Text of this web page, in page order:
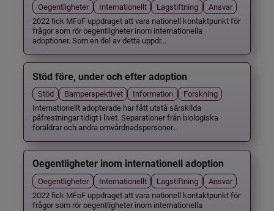
Oegentligheter Internationellt Lagstiftning
Ansvar
2022 fick MFoF uppdraget att vara nationell kontaktpunkt för
frågor som rör oegentligheter inom internationella
adoptioner. Som en del av detta uppdr...
Stöd före, under och efter adoption
Stöd Barnperspektivet Information
Forskning
Internationellt adopterade har fått utstå särskilda
påfrestningar tidigt i livet. Separationer från biologiska
föräldrar och andra omvårdnadspersoner...
Oegentligheter inom internationell adoption
Oegentligheter Internationellt Lagstiftning
Ansvar
2022 fick MFoF uppdraget att vara nationell kontaktpunkt för
frågor som rör oegentligheter inom internationella